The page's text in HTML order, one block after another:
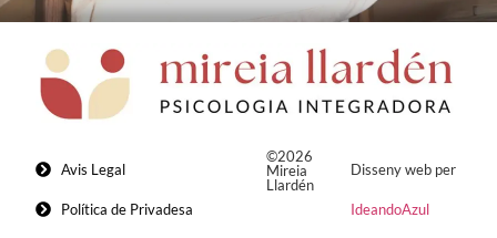
Avis Legal
Política de Privadesa
©2026
Mireia
Llardén
Disseny web per
IdeandoAzul